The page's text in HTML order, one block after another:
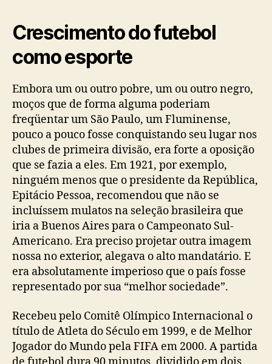
Crescimento do futebol
como esporte
Embora um ou outro pobre, um ou outro negro,
moços que de forma alguma poderiam
freqüentar um São Paulo, um Fluminense,
pouco a pouco fosse conquistando seu lugar nos
clubes de primeira divisão, era forte a oposição
que se fazia a eles. Em 1921, por exemplo,
ninguém menos que o presidente da República,
Epitácio Pessoa, recomendou que não se
incluíssem mulatos na seleção brasileira que
iria a Buenos Aires para o Campeonato Sul-
Americano. Era preciso projetar outra imagem
nossa no exterior, alegava o alto mandatário. E
era absolutamente imperioso que o país fosse
representado por sua “melhor sociedade”.
Recebeu pelo Comitê Olímpico Internacional o
título de Atleta do Século em 1999, e de Melhor
Jogador do Mundo pela FIFA em 2000. A partida